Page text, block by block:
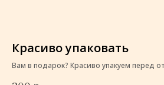
Красиво упаковать
Вам в подарок? Красиво упакуем перед